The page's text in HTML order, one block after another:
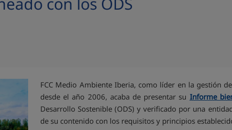
FCC Medio Ambiente Iberia, como líder en la gestión
desde el año 2006, acaba de presentar su Informe
Desarrollo Sostenible (ODS) y verificado por una
de su contenido con los requisitos y principios